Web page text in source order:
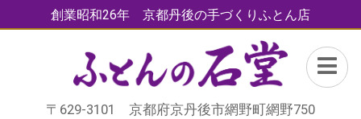
創業昭和26年 京都丹後の手づくりふとん店
〒629-3101 京都府京丹後市網野町網野750